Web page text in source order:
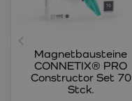
Magnetbausteine
CONNETIX® PRO
Constructor Set 70
Stck.